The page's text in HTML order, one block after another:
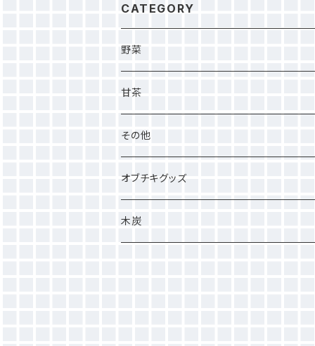
CATEGORY
野菜
甘茶
その他
オブチキグッズ
木炭